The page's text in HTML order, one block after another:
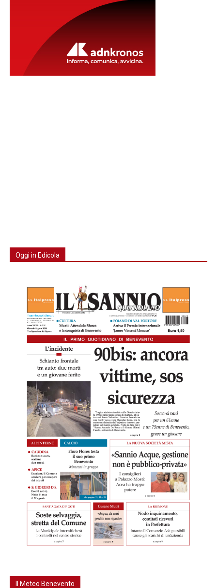
Oggi in Edicola
Il Meteo Benevento